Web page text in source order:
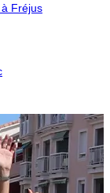
à Fréjus